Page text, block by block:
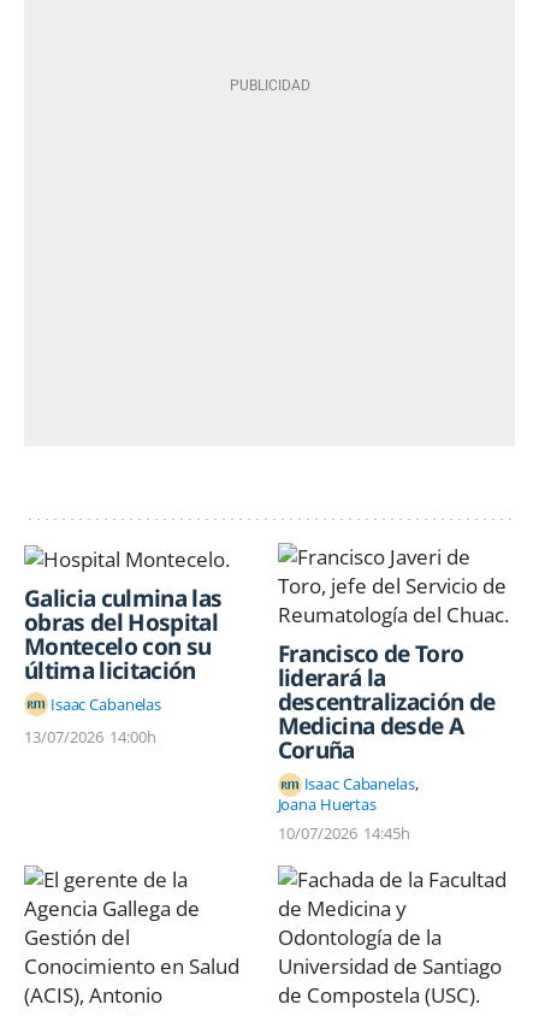
Galicia culmina las
obras del Hospital
Montecelo con su
última licitación
Isaac Cabanelas
13/07/2026 14:00h
Francisco de Toro
liderará la
descentralización de
Medicina desde A
Coruña
Isaac Cabanelas
Joana Huertas
10/07/2026 14:45h